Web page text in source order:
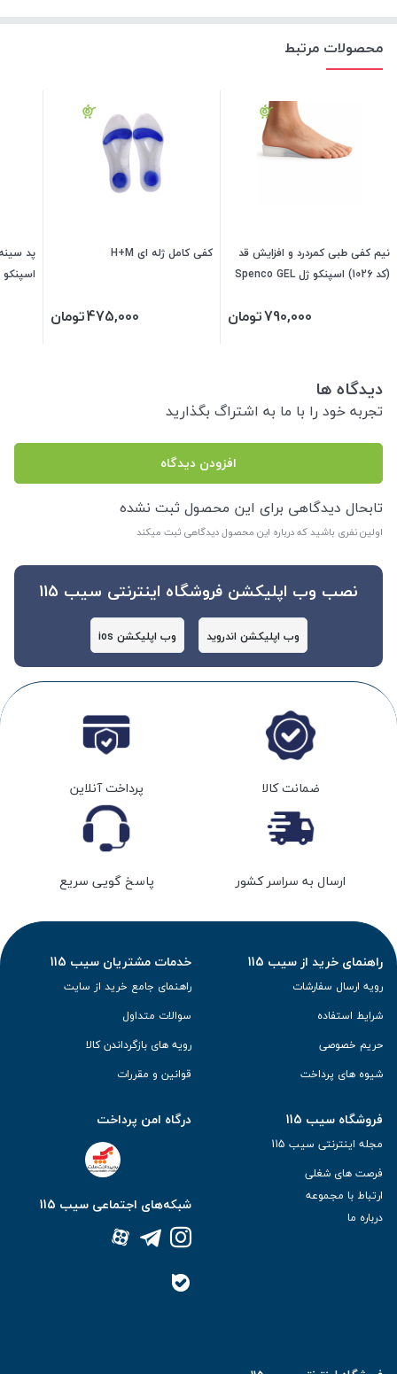
محصولات مرتبط
نیم کفی طبی کمردرد و افزایش قد
(کد 1026) اسپنکو ژل Spenco GEL
790,000تومان
کفی کامل ژله ای H+M
475,000تومان
دیدگاه ها
تجربه خود را با ما به اشتراگ بگذارید
افزودن دیدگاه
تابحال دیدگاهی برای این محصول ثبت نشده
اولین نفری باشید که درباره این محصول دیدگاهی ثبت میکند
نصب وب اپلیکشن فروشگاه اینترنتی سیب 115
وب اپلیکشن اندروید وب اپلیکشن ios
ضمانت کالا پرداخت آنلاین
ارسال به سراسر کشور پاسخ گویی سریع
راهنمای خرید از سیب 115
رویه ارسال سفارشات
شرایط استفاده
حریم خصوصی
شیوه های پرداخت
خدمات مشتریان سیب 115
راهنمای جامع خرید از سایت
سوالات متداول
رویه های بازگرداندن کالا
قوانین و مقررات
فروشگاه سیب 115
مجله اینترنتی سیب 115
فرصت های شغلی
ارتباط با مجموعه
درباره ما
درگاه امن پرداخت
شبکه‌های اجتماعی سیب 115